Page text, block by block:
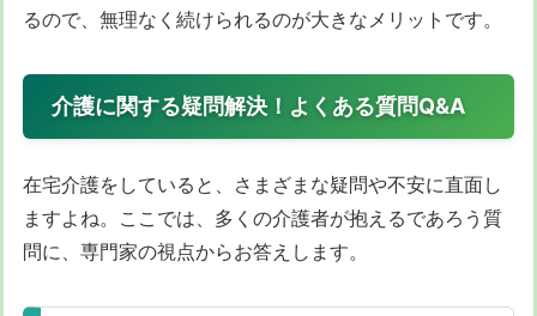
るので、無理なく続けられるのが大きなメリットです。
介護に関する疑問解決！よくある質問Q&A
在宅介護をしていると、さまざまな疑問や不安に直面し
ますよね。ここでは、多くの介護者が抱えるであろう質
問に、専門家の視点からお答えします。